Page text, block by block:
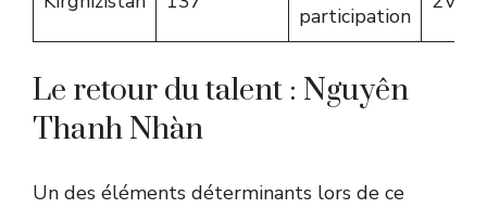
participation
Le retour du talent : Nguyên
Thanh Nhàn
Un des éléments déterminants lors de ce